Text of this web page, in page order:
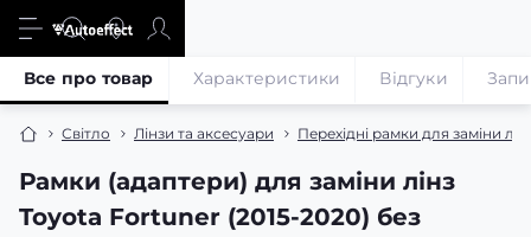
Світло Лінзи та аксесуари Перехідні рамки для заміни
Рамки (адаптери) для заміни лінз
Toyota Fortuner (2015-2020) без
Все про товар Характеристики Відгуки